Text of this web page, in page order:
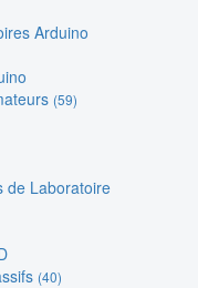
Arduino
(59)
de Laboratoire
(40)